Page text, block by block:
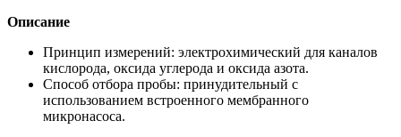
Описание
Принцип измерений: электрохимический для каналов
кислорода, оксида углерода и оксида азота.
Способ отбора пробы: принудительный с
использованием встроенного мембранного
микронасоса.